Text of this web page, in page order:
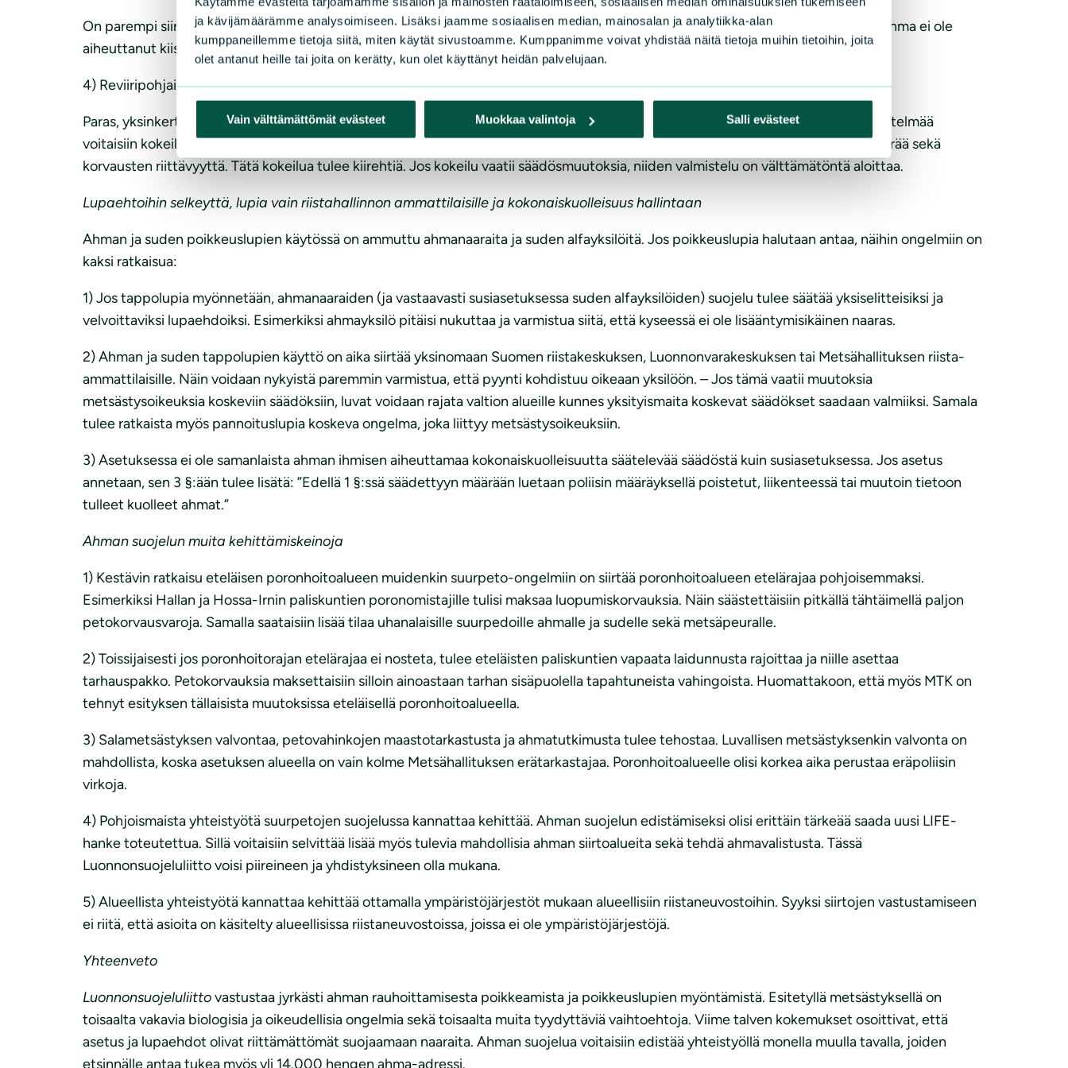
ja kävijämäärämme analysoimiseen. Lisäksi jaamme sosiaalisen median, mainosalan ja analytiikka-alan
kumppaneillemme tietoja siitä, miten käytät sivustoamme. Kumppanimme voivat yhdistää näitä tietoja muihin tietoihin, joita
olet antanut heille tai joita on kerätty, kun olet käyttänyt heidän palvelujaan.
Vain välttämättömät evästeet Muokkaa valintoja Salli evästeet
On parempi siirtää ahmoja poronhoitoalueen eteläpuolelle kuin tappaa niitä. Imettävää naarasta ei kuitenkaan pidä edes siirtää. Ahma ei ole
aiheuttanut kiistoja alueilla, joille ne ovat luontaisesti siirtyneet.
4) Reviiripohjainen korvausjärjestelmä kokeiluun
Paras, yksinkertaisin ja kaikille helpoin ratkaisu siihen on esitetty reviiripohjainen korvausjärjestelmä. Reviirikohtaista korvausjärjestelmää
voitaisiin kokeilla pahimmilla ongelma-alueilla tappamisen sijasta. Kokeilussa voitaisiin testata suurpetojen ja porovahinkojen määrää sekä
korvausten riittävyyttä. Tätä kokeilua tulee kiirehtiä. Jos kokeilu vaatii säädösmuutoksia, niiden valmistelu on välttämätöntä aloittaa.
Lupaehtoihin selkeyttä, lupia vain riistahallinnon ammattilaisille ja kokonaiskuolleisuus hallintaan
Ahman ja suden poikkeuslupien käytössä on ammuttu ahmanaaraita ja suden alfayksilöitä. Jos poikkeuslupia halutaan antaa, näihin ongelmiin on
kaksi ratkaisua:
1) Jos tappolupia myönnetään, ahmanaaraiden (ja vastaavasti susiasetuksessa suden alfayksilöiden) suojelu tulee säätää yksiselitteisiksi ja
velvoittaviksi lupaehdoiksi. Esimerkiksi ahmayksilö pitäisi nukuttaa ja varmistua siitä, että kyseessä ei ole lisääntymisikäinen naaras.
2) Ahman ja suden tappolupien käyttö on aika siirtää yksinomaan Suomen riistakeskuksen, Luonnonvarakeskuksen tai Metsähallituksen riista-
ammattilaisille. Näin voidaan nykyistä paremmin varmistua, että pyynti kohdistuu oikeaan yksilöön. – Jos tämä vaatii muutoksia
metsästysoikeuksia koskeviin säädöksiin, luvat voidaan rajata valtion alueille kunnes yksityismaita koskevat säädökset saadaan valmiiksi. Samala
tulee ratkaista myös pannoituslupia koskeva ongelma, joka liittyy metsästysoikeuksiin.
3) Asetuksessa ei ole samanlaista ahman ihmisen aiheuttamaa kokonaiskuolleisuutta säätelevää säädöstä kuin susiasetuksessa. Jos asetus
annetaan, sen 3 §:ään tulee lisätä: ”Edellä 1 §:ssä säädettyyn määrään luetaan poliisin määräyksellä poistetut, liikenteessä tai muutoin tietoon
tulleet kuolleet ahmat.”
Ahman suojelun muita kehittämiskeinoja
1) Kestävin ratkaisu eteläisen poronhoitoalueen muidenkin suurpeto-ongelmiin on siirtää poronhoitoalueen etelärajaa pohjoisemmaksi.
Esimerkiksi Hallan ja Hossa-Irnin paliskuntien poronomistajille tulisi maksaa luopumiskorvauksia. Näin säästettäisiin pitkällä tähtäimellä paljon
petokorvausvaroja. Samalla saataisiin lisää tilaa uhanalaisille suurpedoille ahmalle ja sudelle sekä metsäpeuralle.
2) Toissijaisesti jos poronhoitorajan etelärajaa ei nosteta, tulee eteläisten paliskuntien vapaata laidunnusta rajoittaa ja niille asettaa
tarhauspakko. Petokorvauksia maksettaisiin silloin ainoastaan tarhan sisäpuolella tapahtuneista vahingoista. Huomattakoon, että myös MTK on
tehnyt esityksen tällaisista muutoksissa eteläisellä poronhoitoalueella.
3) Salametsästyksen valvontaa, petovahinkojen maastotarkastusta ja ahmatutkimusta tulee tehostaa. Luvallisen metsästyksenkin valvonta on
mahdollista, koska asetuksen alueella on vain kolme Metsähallituksen erätarkastajaa. Poronhoitoalueelle olisi korkea aika perustaa eräpoliisin
virkoja.
4) Pohjoismaista yhteistyötä suurpetojen suojelussa kannattaa kehittää. Ahman suojelun edistämiseksi olisi erittäin tärkeää saada uusi LIFE-
hanke toteutettua. Sillä voitaisiin selvittää lisää myös tulevia mahdollisia ahman siirtoalueita sekä tehdä ahmavalistusta. Tässä
Luonnonsuojeluliitto voisi piireineen ja yhdistyksineen olla mukana.
5) Alueellista yhteistyötä kannattaa kehittää ottamalla ympäristöjärjestöt mukaan alueellisiin riistaneuvostoihin. Syyksi siirtojen vastustamiseen
ei riitä, että asioita on käsitelty alueellisissa riistaneuvostoissa, joissa ei ole ympäristöjärjestöjä.
Yhteenveto
Luonnonsuojeluliittovastustaa jyrkästi ahman rauhoittamisesta poikkeamista ja poikkeuslupien myöntämistä. Esitetyllä metsästyksellä on
toisaalta vakavia biologisia ja oikeudellisia ongelmia sekä toisaalta muita tyydyttäviä vaihtoehtoja. Viime talven kokemukset osoittivat, että
asetus ja lupaehdot olivat riittämättömät suojaamaan naaraita. Ahman suojelua voitaisiin edistää yhteistyöllä monella muulla tavalla, joiden
etsinnälle antaa tukea myös yli 14.000 hengen ahma-adressi.